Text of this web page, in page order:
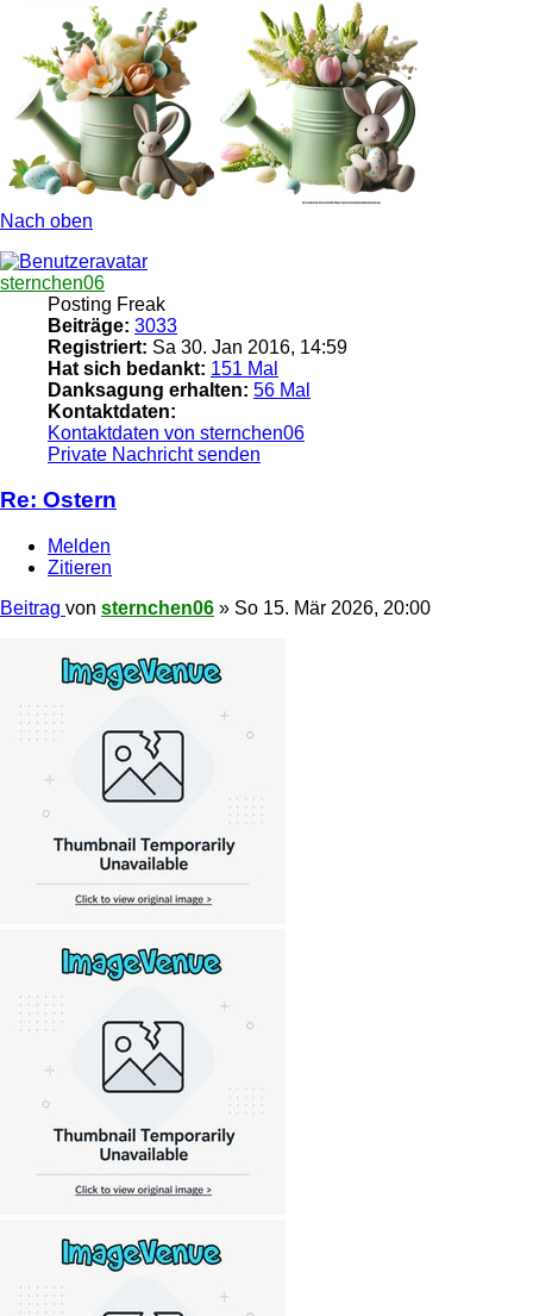
Nach oben
sternchen06
Posting Freak
Beiträge: 3033
Registriert: Sa 30. Jan 2016, 14:59
Hat sich bedankt: 151 Mal
Danksagung erhalten: 56 Mal
Kontaktdaten:
Kontaktdaten von sternchen06
Private Nachricht senden
Re: Ostern
Melden
Zitieren
Beitrag von sternchen06 » So 15. Mär 2026, 20:00